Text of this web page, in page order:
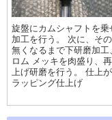
旋盤にカムシャフトを
加工を行う。 次に、そ
無くなるまで下研磨加
ロム メッキを肉盛り、
上げ研磨を行う。 仕上
ラッピング仕上げ